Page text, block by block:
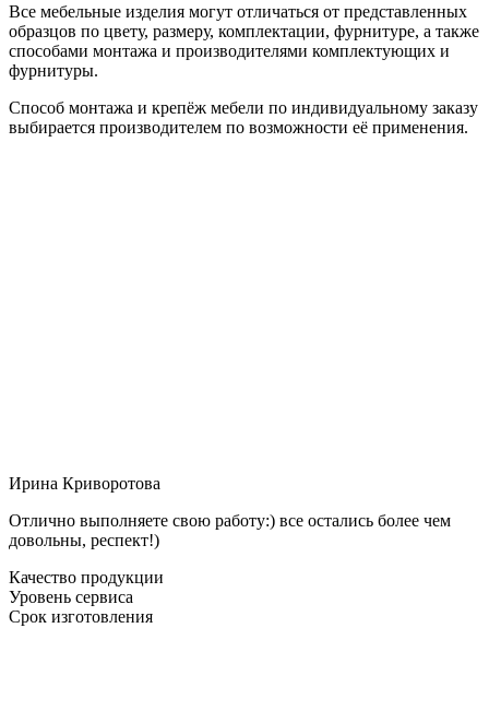
Все мебельные изделия могут отличаться от представленных
образцов по цвету, размеру, комплектации, фурнитуре, а также
способами монтажа и производителями комплектующих и
фурнитуры.
Способ монтажа и крепёж мебели по индивидуальному заказу
выбирается производителем по возможности её применения.
Ирина Криворотова
Отлично выполняете свою работу:) все остались более чем
довольны, респект!)
Качество продукции
Уровень сервиса
Срок изготовления